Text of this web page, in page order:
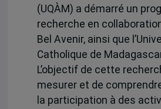
(UQÀM) a démarré un
recherche en collaboration
Bel Avenir, ainsi que
Catholique de
L’objectif de cette
mesurer et de
la participation à des